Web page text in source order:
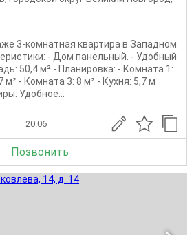
3-комнатная квартира в Западном
- Дом панельный. - Удобный
50,4 м² - Планировка: - Комната 1:
м² - Комната 3: 8 м² - Кухня: 5,7 м
Удобное...
20.06
Позвонить